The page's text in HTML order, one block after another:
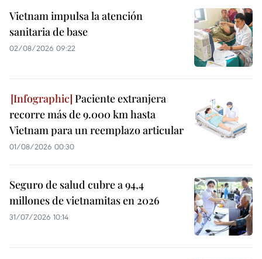
Vietnam impulsa la atención
sanitaria de base
02/08/2026 09:22
Paciente extranjera
recorre más de 9.000 km hasta
Vietnam para un reemplazo articular
01/08/2026 00:30
Seguro de salud cubre a 94,4
millones de vietnamitas en 2026
31/07/2026 10:14